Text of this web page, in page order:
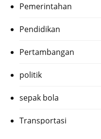
Pemerintahan
Pendidikan
Pertambangan
politik
sepak bola
Transportasi